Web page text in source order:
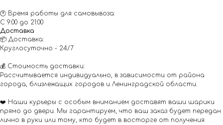
🕐 Время работы для самовывоза:
С 9:00 до 21:00
Доставка
📦 Доставка:
Круглосуточно - 24/7
💰 Стоимость доставки:
Рассчитывается индивидуально, в зависимости от района
города, близлежащих городов и Ленинградской области.
❤️ Наши курьеры с особым вниманием доставят ваши шарики
прямо до двери. Мы гарантируем, что ваш заказ будет передан
лично в руки или тому, кто будет в восторге от получения